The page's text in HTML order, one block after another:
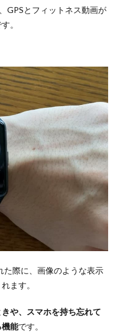
GPSとフィットネス動画が
。
た際に、画像のような表示
ます。
や、スマホを持ち忘れて
機能です。